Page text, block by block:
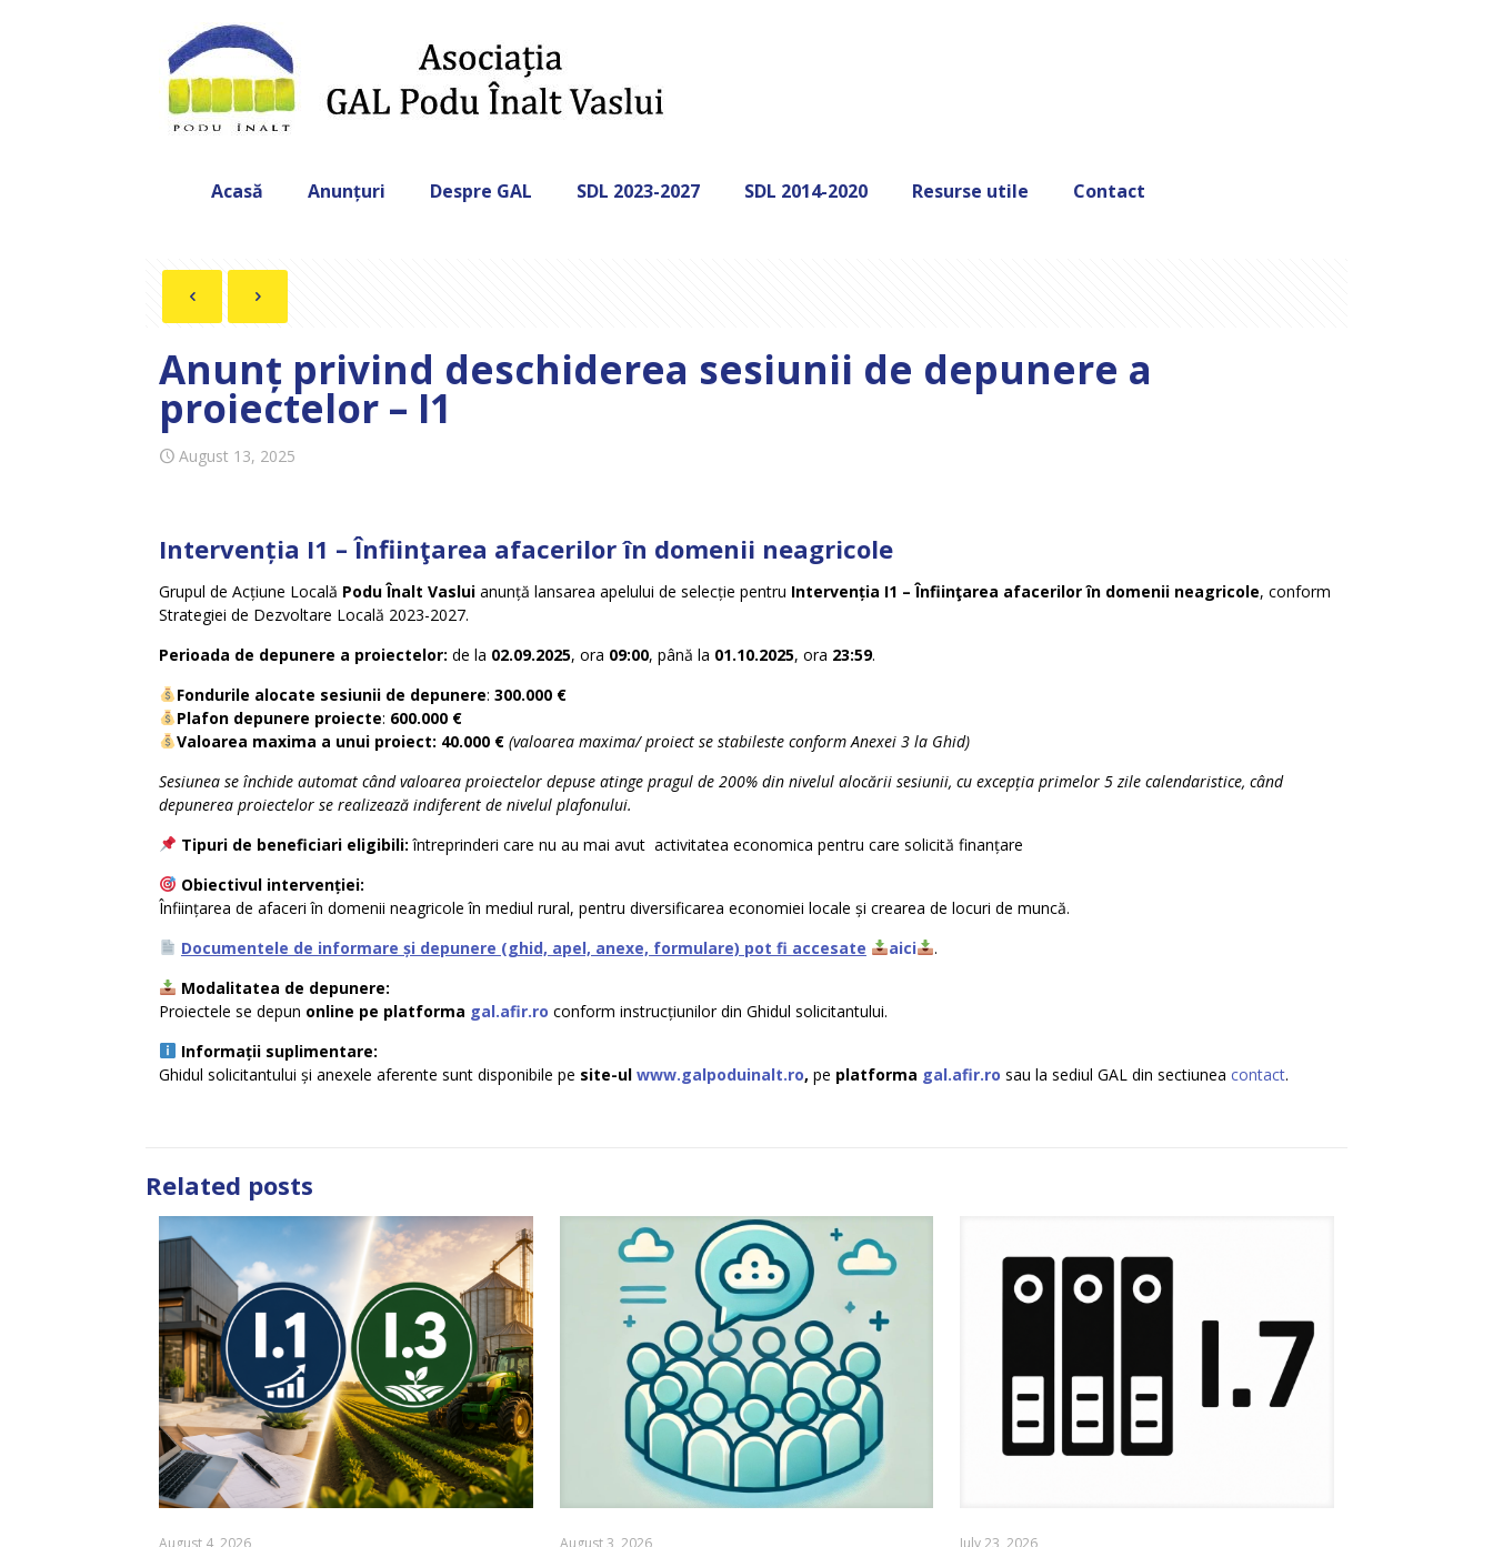
Acasă Anunțuri Despre GAL SDL 2023-2027 SDL 2014-2020 Resurse utile Contact
Anunț privind deschiderea sesiunii de depunere a
proiectelor – I1
August 13, 2025
Intervenția I1 – Înfiinţarea afacerilor în domenii neagricole
Grupul de Acțiune Locală Podu Înalt Vaslui anunță lansarea apelului de selecție pentru Intervenția I1 – Înfiinţarea afacerilor în domenii neagricole, conform
Strategiei de Dezvoltare Locală 2023-2027.
Perioada de depunere a proiectelor: de la 02.09.2025, ora 09:00, până la 01.10.2025, ora 23:59.
Fondurile alocate sesiunii de depunere: 300.000 €
Plafon depunere proiecte: 600.000 €
Valoarea maxima a unui proiect: 40.000 € (valoarea maxima/ proiect se stabileste conform Anexei 3 la Ghid)
Sesiunea se închide automat când valoarea proiectelor depuse atinge pragul de 200% din nivelul alocării sesiunii, cu excepția primelor 5 zile calendaristice, când
depunerea proiectelor se realizează indiferent de nivelul plafonului.
Tipuri de beneficiari eligibili:întreprinderi care nu au mai avut activitatea economica pentru care solicită finanțare
Obiectivul intervenției:
Înființarea de afaceri în domenii neagricole în mediul rural, pentru diversificarea economiei locale și crearea de locuri de muncă.
Documentele de informare și depunere (ghid, apel, anexe, formulare) pot fi accesate
aici
.
Modalitatea de depunere:
Proiectele se depun online pe platforma gal.afir.ro conform instrucțiunilor din Ghidul solicitantului.
Informații suplimentare:
Ghidul solicitantului și anexele aferente sunt disponibile pe site-ul www.galpoduinalt.ro, pe platforma gal.afir.ro sau la sediul GAL din sectiunea contact.
Related posts
August 4, 2026 August 3, 2026 July 23, 2026